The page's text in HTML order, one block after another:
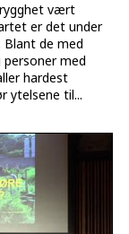
vært
er det under
de med
med
hardest
ytelsene til...